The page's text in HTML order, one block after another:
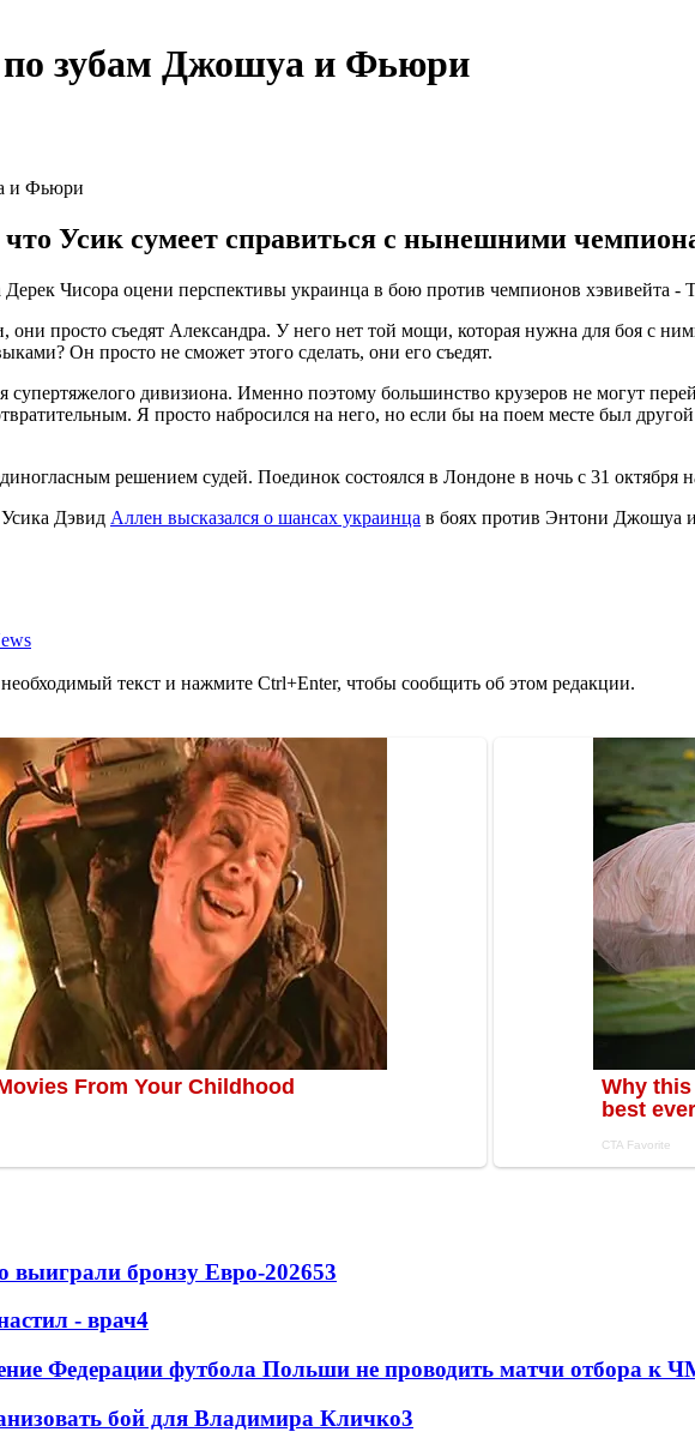
по зубам Джошуа и Фьюри
Усик сумеет справиться с нынешними
Чисора оцени перспективы украинца в бою против чемпионов
просто съедят Александра. У него нет той мощи, которая нужна для боя с
Он просто не сможет этого сделать, они его съедят.
супертяжелого дивизиона. Именно поэтому большинство крузеров не могут
Я просто набросился на него, но если бы на поем месте был
решением судей. Поединок состоялся в Лондоне в ночь с 31 октября
Дэвид Аллен высказался о шансах украинца в боях против Энтони Джошуа
текст и нажмите Ctrl+Enter, чтобы сообщить об этом редакции.
выиграли бронзу Евро-202653
- врач4
Федерации футбола Польши не проводить матчи отбора к
бой для Владимира Кличко3